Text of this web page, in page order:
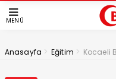
MENÜ
Anasayfa > Eğitim > Kocaeli